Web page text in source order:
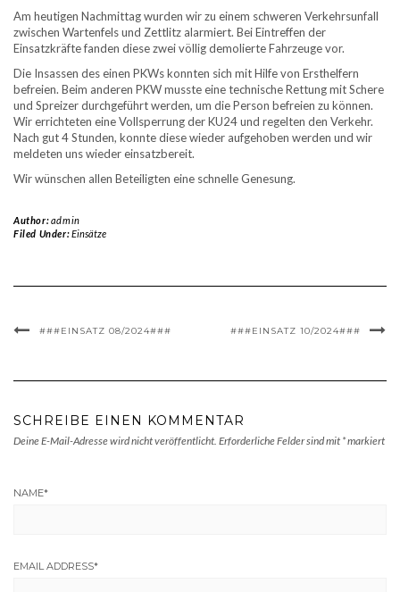
Am heutigen Nachmittag wurden wir zu einem schweren Verkehrsunfall
zwischen Wartenfels und Zettlitz alarmiert. Bei Eintreffen der
Einsatzkräfte fanden diese zwei völlig demolierte Fahrzeuge vor.
Die Insassen des einen PKWs konnten sich mit Hilfe von Ersthelfern
befreien. Beim anderen PKW musste eine technische Rettung mit Schere
und Spreizer durchgeführt werden, um die Person befreien zu können.
Wir errichteten eine Vollsperrung der KU24 und regelten den Verkehr.
Nach gut 4 Stunden, konnte diese wieder aufgehoben werden und wir
meldeten uns wieder einsatzbereit.
Wir wünschen allen Beteiligten eine schnelle Genesung.
Author:admin
Filed Under:Einsätze
###EINSATZ 08/2024### ###EINSATZ 10/2024###
SCHREIBE EINEN KOMMENTAR
Deine E-Mail-Adresse wird nicht veröffentlicht. Erforderliche Felder sind mit *markiert
NAME*
EMAIL ADDRESS*